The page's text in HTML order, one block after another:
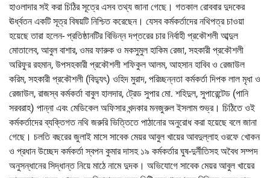
হাওলাদার সই করা চিঠির সূত্রে এসব তথ্য জানা গেছে। গতকাল রোববার দুদকের
ঊর্ধ্বতন একটি সূত্র বিষয়টি নিশ্চিত করেছেন। যেসব কর্মকর্তাদের নথিপত্র চাওয়া
হয়েছে তারা হলেন- প্রতিষ্ঠানটির বিভিন্ন দপ্তরের চার নির্বাহী প্রকৌশলী আব্দুল
মোতালেব, আবুল বাশার, ওমর ফারুক ও মকসুমুল হাকিম রেজা, সহকারী প্রকৌশলী
অরিফুর রহমান, উপসহকারী প্রকৌশলী শফিকুল আলম, আহসান হাবিব ও রেজাউল
করিম, সহকারী প্রকৌশলী (বিদ্যুৎ) ওহিদ মুরাদ, পরিচ্ছন্নতা কর্মকর্তা দিপক লাল মৃধা ও
রেজাউল, রাজস্ব কর্মকর্তা বাবুল হালদার, ট্রেড সুপার মো. শহিদুল, সুপারেন্টেড (পানি
সরবরাহ) পান্না এবং মেডিকেল অফিসার খন্দকার মনজুরুল ইসলাম শুভ্র। চিঠিতে ওই
কর্মকর্তাদের ব্যক্তিগত নথি জরুরি ভিত্তিতে পাঠানোর অনুরোধ করা হয়েছে বলে জানা
গেছে। চলতি বছরের জুলাই মাসে সাবেক মেয়র আবুল খায়ের আবদুল্লাহ ওরফে খোকন
ও প্রধান উচ্ছেদ কর্মকর্তা স্বপন কুমার দাসহ ১৯ কর্মকর্তার ঘুষ-দুর্নীতিসহ অবৈধ সম্পদ
অনুসন্ধানের সিদ্ধান্ত নিয়ে মাঠে নামে দুদক। অভিযোগে সাবেক মেয়র আবুল খায়ের